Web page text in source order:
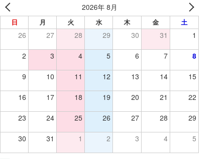
2026年 8月
日 月 火 水 木 金 土
26 27 28 29 30 31 1
2 3 4 5 6 7 8
9 10 11 12 13 14 15
16 17 18 19 20 21 22
23 24 25 26 27 28 29
30 31 1 2 3 4 5